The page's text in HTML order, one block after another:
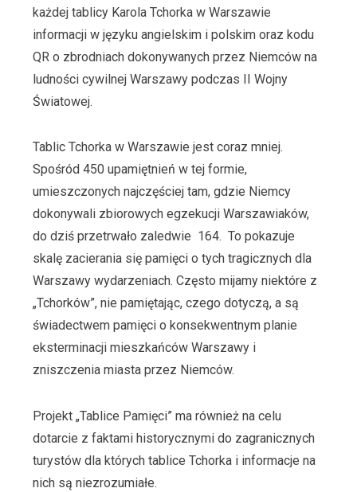
każdej tablicy Karola Tchorka w Warszawie
informacji w języku angielskim i polskim oraz kodu
QR o zbrodniach dokonywanych przez Niemców na
ludności cywilnej Warszawy podczas II Wojny
Światowej.
Tablic Tchorka w Warszawie jest coraz mniej.
Spośród 450 upamiętnień w tej formie,
umieszczonych najczęściej tam, gdzie Niemcy
dokonywali zbiorowych egzekucji Warszawiaków,
do dziś przetrwało zaledwie 164. To pokazuje
skalę zacierania się pamięci o tych tragicznych dla
Warszawy wydarzeniach. Często mijamy niektóre z
„Tchorków”, nie pamiętając, czego dotyczą, a są
świadectwem pamięci o konsekwentnym planie
eksterminacji mieszkańców Warszawy i
zniszczenia miasta przez Niemców.
Projekt „Tablice Pamięci” ma również na celu
dotarcie z faktami historycznymi do zagranicznych
turystów dla których tablice Tchorka i informacje na
nich są niezrozumiałe.